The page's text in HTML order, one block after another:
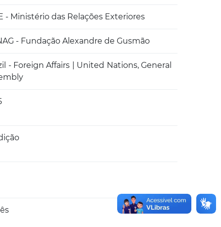
- Ministério das Relações Exteriores
- Fundação Alexandre de Gusmão
- Foreign Affairs | United Nations, General